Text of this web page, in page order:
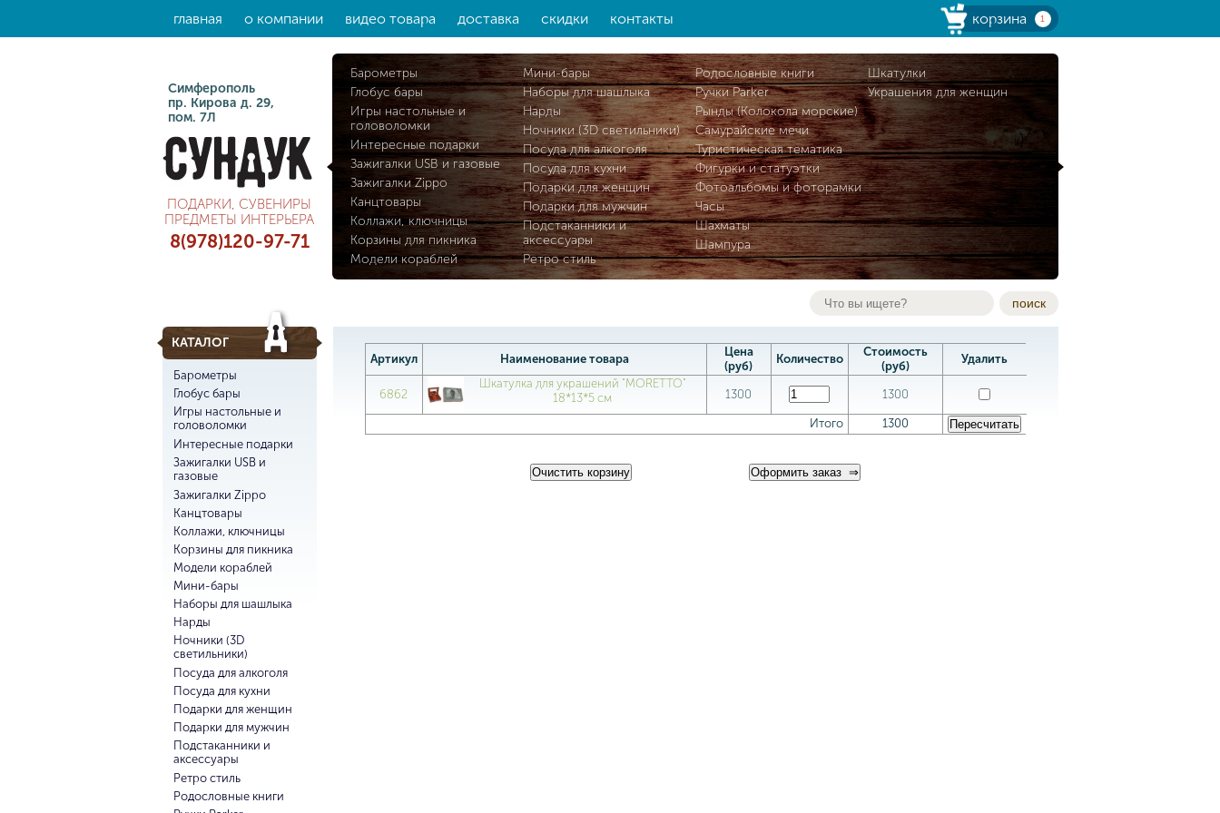
главная о компании видео товара доставка скидки контакты корзина 1
Симферополь
пр. Кирова д. 29,
пом. 7Л
ПОДАРКИ, СУВЕНИРЫ
ПРЕДМЕТЫ ИНТЕРЬЕРА
8(978)120-97-71
Барометры
Глобус бары
Игры настольные и
головоломки
Интересные подарки
Зажигалки USB и газовые
Зажигалки Zippo
Канцтовары
Коллажи, ключницы
Корзины для пикника
Модели кораблей
Мини-бары
Наборы для шашлыка
Нарды
Ночники (3D светильники)
Посуда для алкоголя
Посуда для кухни
Подарки для женщин
Подарки для мужчин
Подстаканники и
аксессуары
Ретро стиль
Родословные книги
Ручки Parker
Рынды (Колокола морские)
Самурайские мечи
Туристическая тематика
Фигурки и статуэтки
Фотоальбомы и фоторамки
Часы
Шахматы
Шампура
Шкатулки
Украшения для женщин
поиск
КАТАЛОГ
Барометры
Глобус бары
Игры настольные и
головоломки
Интересные подарки
Зажигалки USB и
газовые
Зажигалки Zippo
Канцтовары
Коллажи, ключницы
Корзины для пикника
Модели кораблей
Мини-бары
Наборы для шашлыка
Нарды
Ночники (3D
светильники)
Посуда для алкоголя
Посуда для кухни
Подарки для женщин
Подарки для мужчин
Подстаканники и
аксессуары
Ретро стиль
Родословные книги
Артикул Наименование товара
Цена
(руб)
Количество
Стоимость
(руб)
Удалить
6862
Шкатулка для украшений "MORETTO"
18*13*5 см
1300 1300
Итого 1300